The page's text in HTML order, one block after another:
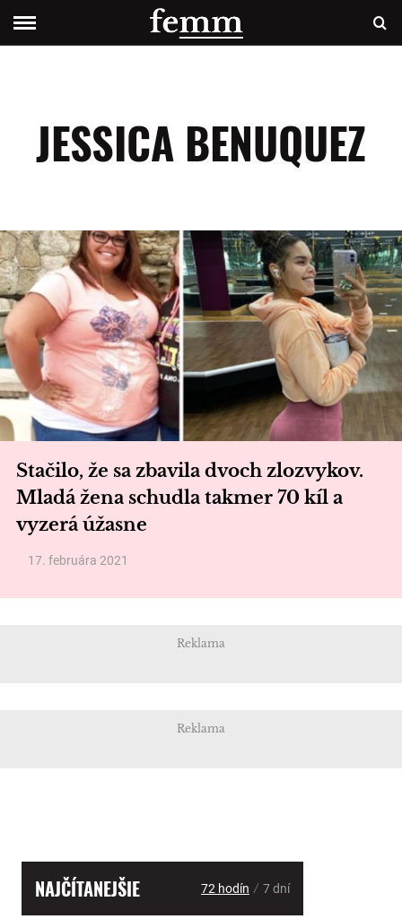
JESSICA BENUQUEZ
Stačilo, že sa zbavila dvoch zlozvykov.
Mladá žena schudla takmer 70 kíl a
vyzerá úžasne
17. februára 2021
Reklama
Reklama
NAJČÍTANEJŠIE 72 hodín / 7 dní